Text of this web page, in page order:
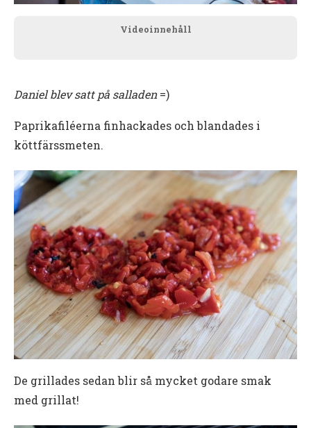
Videoinnehåll
Daniel blev satt på salladen=)
Paprikafiléerna finhackades och blandades i
köttfärssmeten.
De grillades sedan blir så mycket godare smak
med grillat!